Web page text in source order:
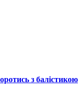
з балістикою